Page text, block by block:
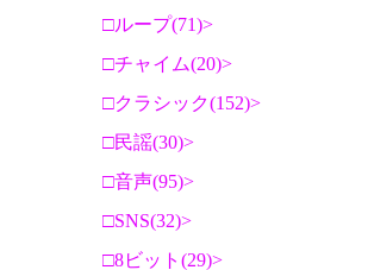
ループ(71)
チャイム(20)
クラシック(152)
民謡(30)
音声(95)
SNS(32)
8ビット(29)